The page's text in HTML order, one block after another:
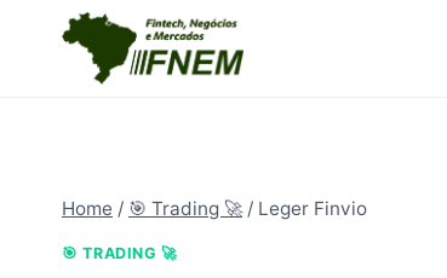
Home / 🎯 Trading 🚀 / Leger Finvio
🎯 TRADING 🚀